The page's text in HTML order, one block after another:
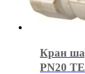
Кран
PN20